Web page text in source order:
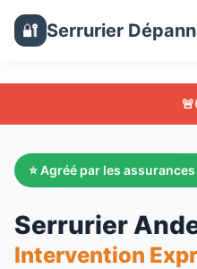
🔐 Serrurier
🚨
⭐ Agréé par les
Serrurier
Intervention